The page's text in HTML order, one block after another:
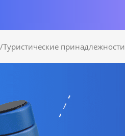
Туристические принадлежности